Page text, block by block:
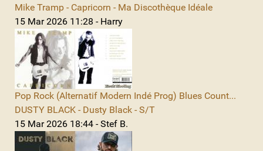
Mike Tramp - Capricorn - Ma Discothèque Idéale
15 Mar 2026 11:28 - Harry
Pop Rock (Alternatif Modern Indé Prog) Blues Count...
DUSTY BLACK - Dusty Black - S/T
15 Mar 2026 18:44 - Stef B.